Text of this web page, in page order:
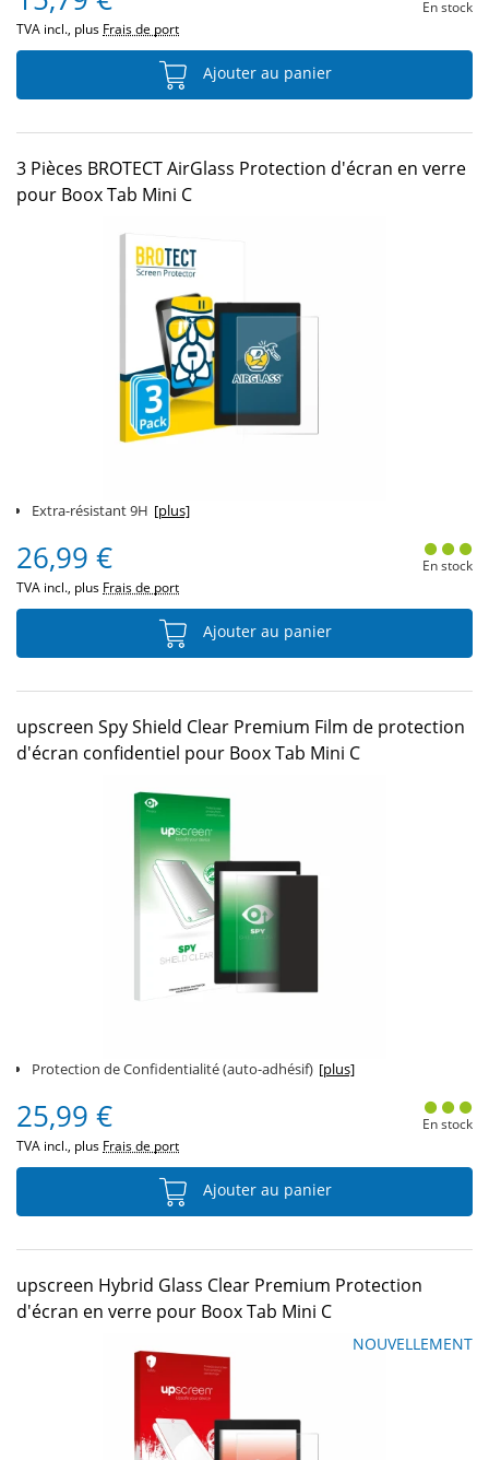
TVA incl., plus Frais de port
En stock
Ajouter au panier
3 Pièces BROTECT AirGlass Protection d'écran en verre
pour Boox Tab Mini C
Extra-résistant 9H [plus]
26,99 €
TVA incl., plus Frais de port
En stock
Ajouter au panier
upscreen Spy Shield Clear Premium Film de protection
d'écran confidentiel pour Boox Tab Mini C
Protection de Confidentialité (auto-adhésif) [plus]
25,99 €
TVA incl., plus Frais de port
En stock
Ajouter au panier
upscreen Hybrid Glass Clear Premium Protection
d'écran en verre pour Boox Tab Mini C
NOUVELLEMENT